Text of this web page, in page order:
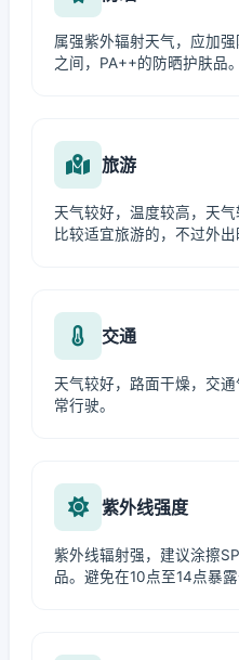
属强紫外辐射天气，应加
之间，PA++的防晒护肤品。
旅游
天气较好，温度较高，天
比较适宜旅游的，不过外出
交通
天气较好，路面干燥，交
常行驶。
紫外线强度
紫外线辐射强，建议涂擦
品。避免在10点至14点暴露